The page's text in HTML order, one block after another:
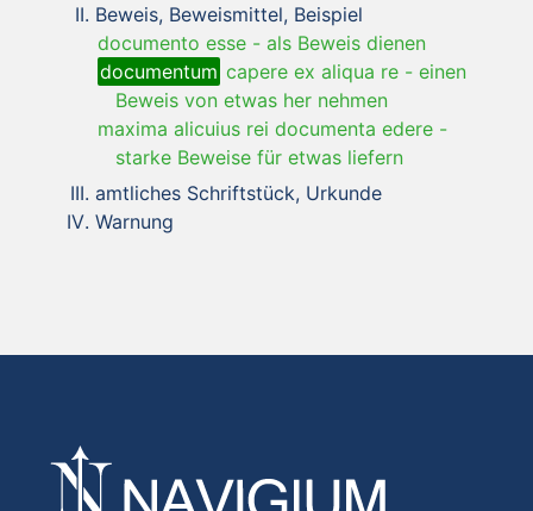
Beweis, Beweismittel, Beispiel
documento esse - als Beweis dienen
documentum capere ex aliqua re - einen
Beweis von etwas her nehmen
maxima alicuius rei documenta edere -
starke Beweise für etwas liefern
amtliches Schriftstück, Urkunde
Warnung